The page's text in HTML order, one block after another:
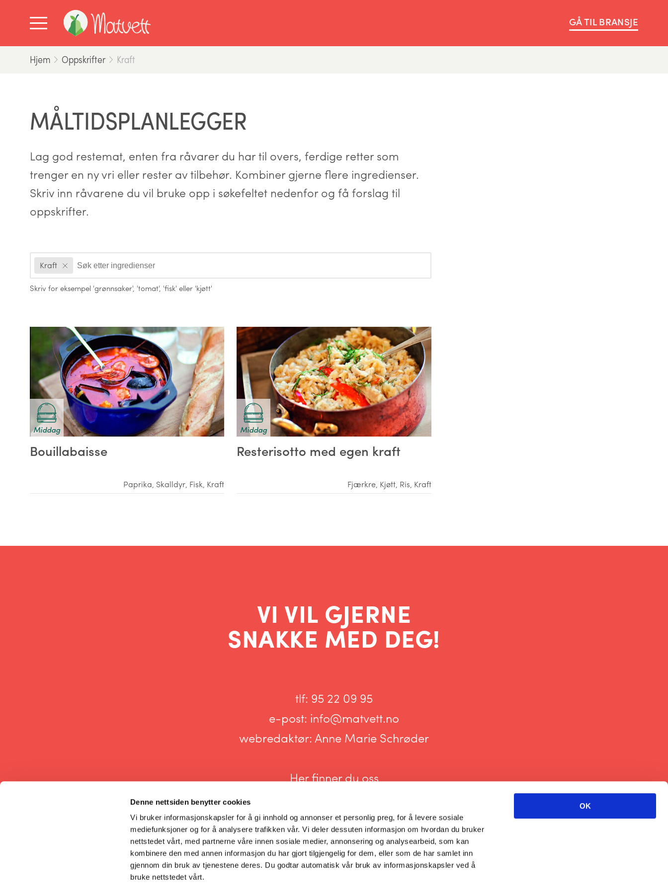
Denne nettsiden benytter cookies
Vi bruker informasjonskapsler for å gi innhold og annonser et personlig preg, for å levere sosiale
mediefunksjoner og for å analysere trafikken vår. Vi deler dessuten informasjon om hvordan du bruker
nettstedet vårt, med partnerne våre innen sosiale medier, annonsering og analysearbeid, som kan
kombinere den med annen informasjon du har gjort tilgjengelig for dem, eller som de har samlet inn
gjennom din bruk av tjenestene deres. Du godtar automatisk vår bruk av informasjonskapsler ved å
bruke nettstedet vårt.
OK
GÅ TIL BRANSJE
Hjem Oppskrifter Kraft
MÅLTIDSPLANLEGGER
Lag god restemat, enten fra råvarer du har til overs, ferdige retter som
trenger en ny vri eller rester av tilbehør. Kombiner gjerne flere ingredienser.
Skriv inn råvarene du vil bruke opp i søkefeltet nedenfor og få forslag til
oppskrifter.
Ingredienser
Kraft
Skriv for eksempel 'grønnsaker', 'tomat', 'fisk' eller 'kjøtt'
Oppskrifter
Middag
Bouillabaisse
Paprika, Skalldyr, Fisk, Kraft
Middag
Resterisotto med egen kraft
Fjærkre, Kjøtt, Ris, Kraft
VI VIL GJERNE
SNAKKE MED DEG!
tlf: 95 22 09 95
e-post: info@matvett.no
webredaktør:Anne Marie Schrøder
Her finner du oss
Informasjonskapsler og personvern
Innstillinger for informasjonskapsler